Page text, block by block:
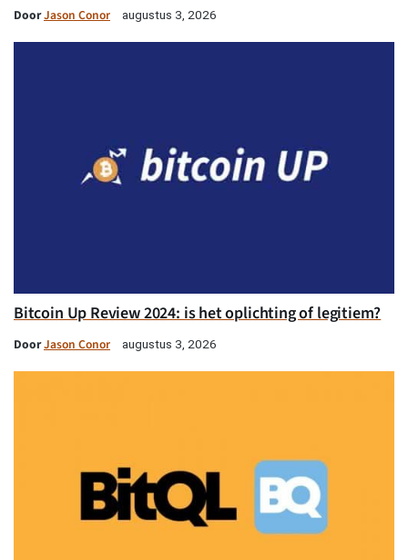
DoorJason Conor augustus 3, 2026
Bitcoin Up Review 2024: is het oplichting of legitiem?
DoorJason Conor augustus 3, 2026